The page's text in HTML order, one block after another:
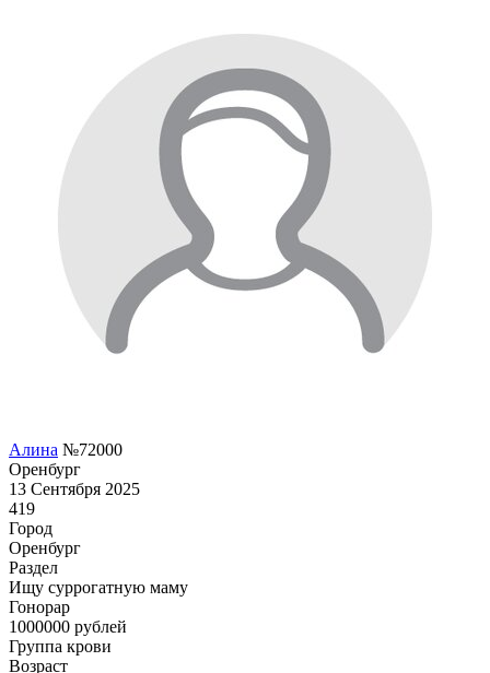
Алина №72000
Оренбург
13 Сентября 2025
419
Город
Оренбург
Раздел
Ищу суррогатную маму
Гонoрар
1000000 рублей
Группа крови
Возраст